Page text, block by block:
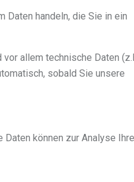
Daten handeln, die Sie in ein
allem technische Daten
sobald Sie unsere
können zur Analyse